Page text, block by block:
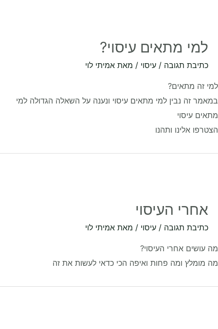
למי מתאים עיסוי?
כתיבת תגובה /עיסוי/ מאתאמיתי לוי
זה מתאים?
זה נבין למי מתאים עיסוי ונענה על השאלה הגדולה למי
עיסוי
אלינו ותהנו
אחרי העיסוי
כתיבת תגובה /עיסוי/ מאתאמיתי לוי
אחרי העיסוי?
ומה פחות ואיפה הכי כדאי לעשות את זה